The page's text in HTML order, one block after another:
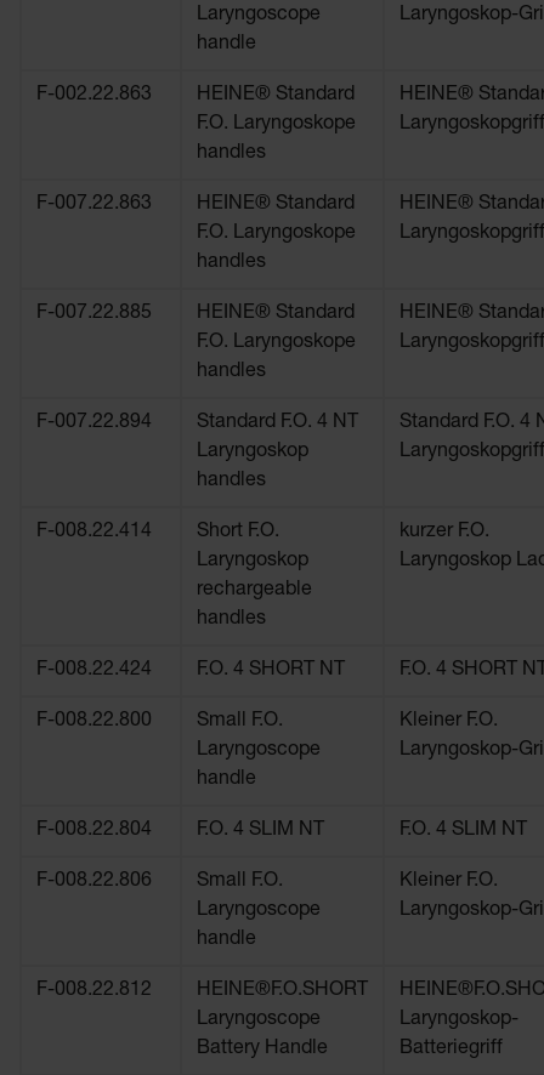
Laryngoscope
handle
Laryngoskop-
F-002.22.863
HEINE® Standard
F.O. Laryngoskope
handles
HEINE®
Laryngoskopgriff
F-007.22.863
HEINE® Standard
F.O. Laryngoskope
handles
HEINE®
Laryngoskopgriff
F-007.22.885
HEINE® Standard
F.O. Laryngoskope
handles
HEINE®
Laryngoskopgriff
F-007.22.894
Standard F.O. 4 NT
Laryngoskop
handles
Standard F.O. 4
Laryngoskopgriff
F-008.22.414
Short F.O.
Laryngoskop
rechargeable
handles
kurzer F.O.
Laryngoskop
F-008.22.424 F.O. 4 SHORT NT F.O. 4 SHORT
F-008.22.800
Small F.O.
Laryngoscope
handle
Kleiner F.O.
Laryngoskop-
F-008.22.804 F.O. 4 SLIM NT F.O. 4 SLIM NT
F-008.22.806
Small F.O.
Laryngoscope
handle
Kleiner F.O.
Laryngoskop-
F-008.22.812
HEINE®F.O.SHORT
Laryngoscope
Battery Handle
Laryngoskop-
Batteriegriff